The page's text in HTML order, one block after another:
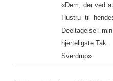
«Dem, der ved
Hustru til
Deeltagelse i
hjerteligste Tak.
Sverdrup».